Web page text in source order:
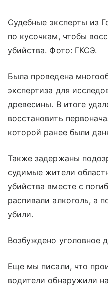
Судебные эксперты из
по кусочкам, чтобы
убийства. Фото: ГКСЭ.
Была проведена
экспертиза для
древесины. В итоге
восстановить
которой ранее были
Также задержаны
судимые жители
убийства вместе с
распивали алкоголь, а
убили.
Возбуждено уголовное
Еще мы писали, что
водители обнаружили